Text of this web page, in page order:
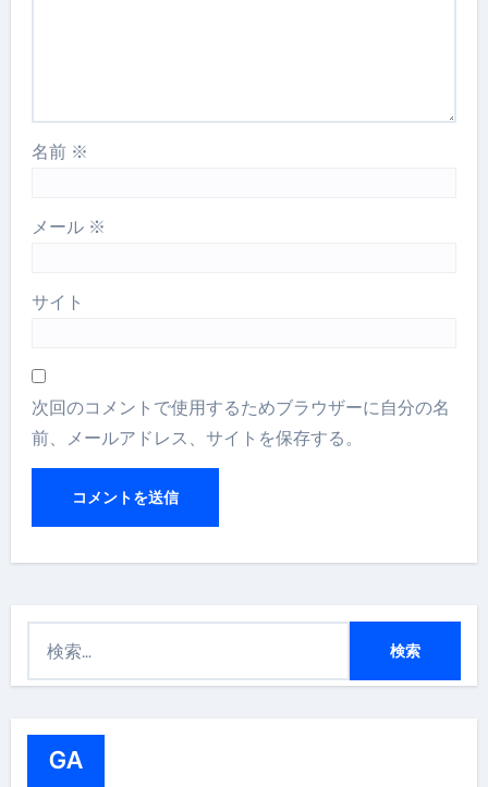
名前 ※
メール ※
サイト
次回のコメントで使用するためブラウザーに自分の名
前、メールアドレス、サイトを保存する。
GA